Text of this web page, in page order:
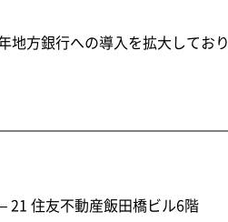
地方銀行への導入を拡大しており
21 住友不動産飯田橋ビル6階